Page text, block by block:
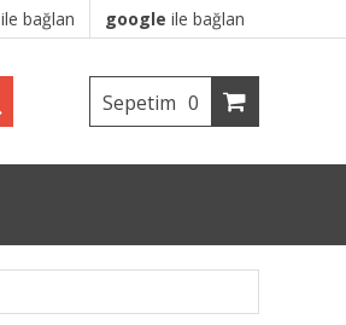
ile bağlan google ile bağlan
Sepetim 0